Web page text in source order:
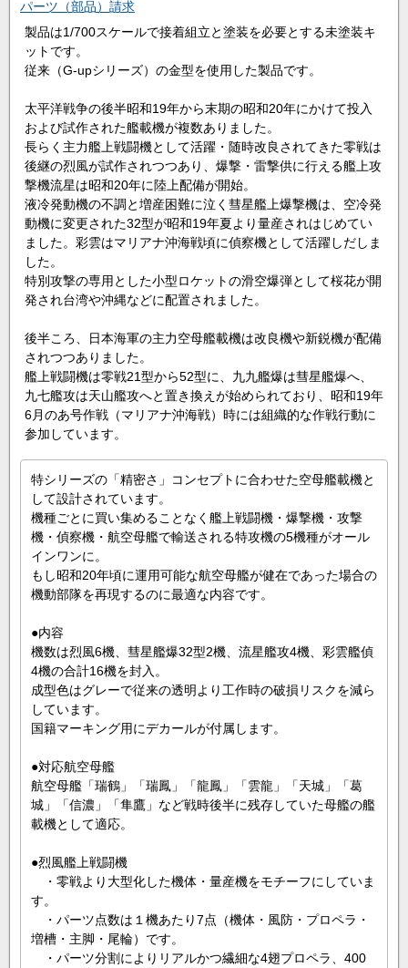
パーツ（部品）請求
製品は1/700スケールで接着組立と塗装を必要とする未塗装キ
ットです。
従来（G-upシリーズ）の金型を使用した製品です。
太平洋戦争の後半昭和19年から末期の昭和20年にかけて投入
および試作された艦載機が複数ありました。
長らく主力艦上戦闘機として活躍・随時改良されてきた零戦は
後継の烈風が試作されつつあり、爆撃・雷撃供に行える艦上攻
撃機流星は昭和20年に陸上配備が開始。
液冷発動機の不調と増産困難に泣く彗星艦上爆撃機は、空冷発
動機に変更された32型が昭和19年夏より量産されはじめてい
ました。彩雲はマリアナ沖海戦頃に偵察機として活躍しだしま
した。
特別攻撃の専用とした小型ロケットの滑空爆弾として桜花が開
発され台湾や沖縄などに配置されました。
後半ころ、日本海軍の主力空母艦載機は改良機や新鋭機が配備
されつつありました。
艦上戦闘機は零戦21型から52型に、九九艦爆は彗星艦爆へ、
九七艦攻は天山艦攻へと置き換えが始められており、昭和19年
6月のあ号作戦（マリアナ沖海戦）時には組織的な作戦行動に
参加しています。
特シリーズの「精密さ」コンセプトに合わせた空母艦載機と
して設計されています。
機種ごとに買い集めることなく艦上戦闘機・爆撃機・攻撃
機・偵察機・航空母艦で輸送される特攻機の5機種がオール
インワンに。
もし昭和20年頃に運用可能な航空母艦が健在であった場合の
機動部隊を再現するのに最適な内容です。
●内容
機数は烈風6機、彗星艦爆32型2機、流星艦攻4機、彩雲艦偵
4機の合計16機を封入。
成型色はグレーで従来の透明より工作時の破損リスクを減ら
しています。
国籍マーキング用にデカールが付属します。
●対応航空母艦
航空母艦「瑞鶴」「瑞鳳」「龍鳳」「雲龍」「天城」「葛
城」「信濃」「隼鷹」など戦時後半に残存していた母艦の艦
載機として適応。
●烈風艦上戦闘機
・零戦より大型化した機体・量産機をモチーフにしていま
す。
・パーツ点数は１機あたり7点（機体・風防・プロペラ・
増槽・主脚・尾輪）です。
・パーツ分割によりリアルかつ繊細な4翅プロペラ、400